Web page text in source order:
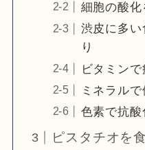
細胞の酸
渋皮に多い
り
ビタミン
ミネラル
色素で抗
ピスタチオを